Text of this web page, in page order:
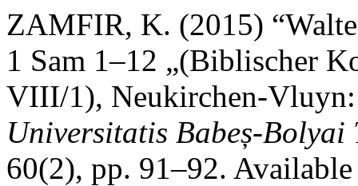
ZAMFIR, K. (2015)
1 Sam 1–12 „(Biblischer
VIII/1), Neukirchen-
Universitatis Babeș-
60(2), pp. 91–92.